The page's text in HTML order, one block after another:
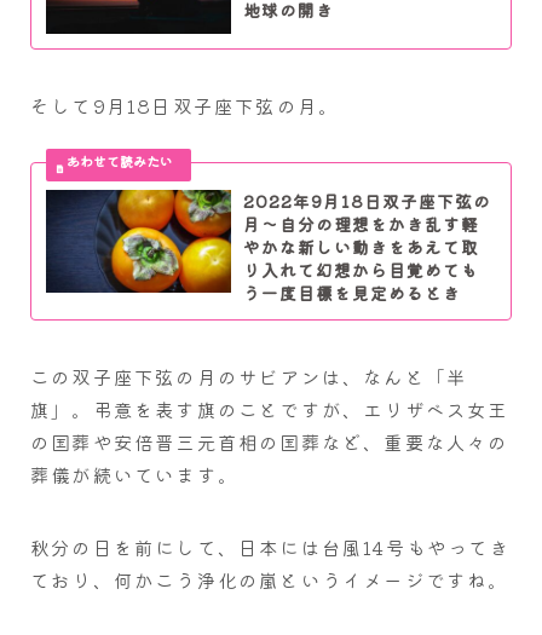
地球の開き
そして9月18日双子座下弦の月。
2022年9月18日双子座下弦の
月～自分の理想をかき乱す軽
やかな新しい動きをあえて取
り入れて幻想から目覚めても
う一度目標を見定めるとき
この双子座下弦の月のサビアンは、なんと「半
旗」。弔意を表す旗のことですが、エリザベス女王
の国葬や安倍晋三元首相の国葬など、重要な人々の
葬儀が続いています。
秋分の日を前にして、日本には台風14号もやってき
ており、何かこう浄化の嵐というイメージですね。